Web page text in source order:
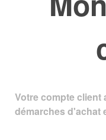
Votre compte client
démarches d'achat